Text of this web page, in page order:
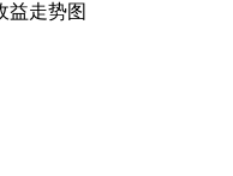
益走势图